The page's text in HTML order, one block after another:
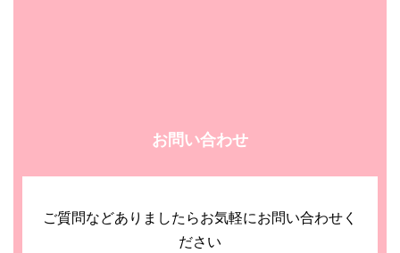
お問い合わせ
ご質問などありましたらお気軽にお問い合わせく
ださい